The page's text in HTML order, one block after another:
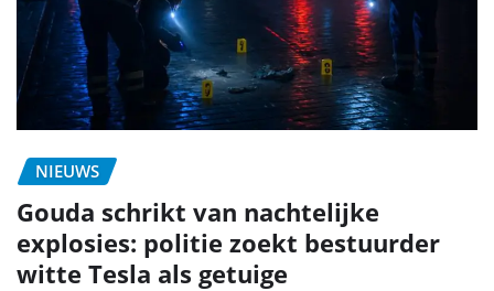
NIEUWS
Gouda schrikt van nachtelijke
explosies: politie zoekt bestuurder
witte Tesla als getuige